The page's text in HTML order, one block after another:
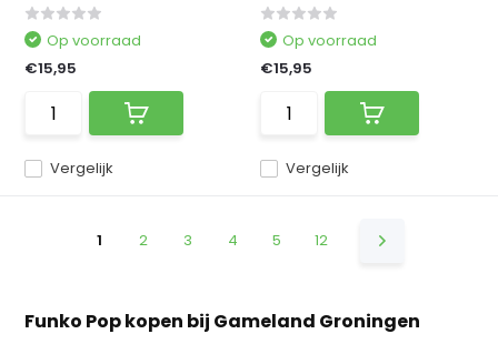
Vergelijk
Op voorraad
€15,95
Vergelijk
Op voorraad
€15,95
1 2 3 4 5 12
Funko Pop kopen bij Gameland Groningen